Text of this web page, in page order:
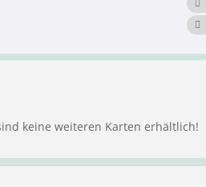
keine weiteren Karten erhältlich!